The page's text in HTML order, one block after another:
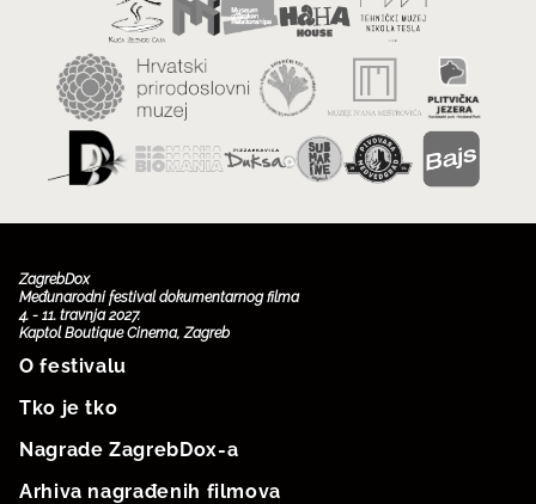
ZagrebDox
Međunarodni festival dokumentarnog filma
4. - 11. travnja 2027.
Kaptol Boutique Cinema, Zagreb
O festivalu
Tko je tko
Nagrade ZagrebDox-a
Arhiva nagrađenih filmova